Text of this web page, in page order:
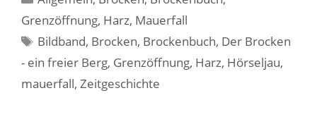
Grenzöffnung, Harz, Mauerfall
Schlagwörter
Bildband, Brocken, Brockenbuch, Der Brocken
- ein freier Berg, Grenzöffnung, Harz, Hörseljau,
mauerfall, Zeitgeschichte